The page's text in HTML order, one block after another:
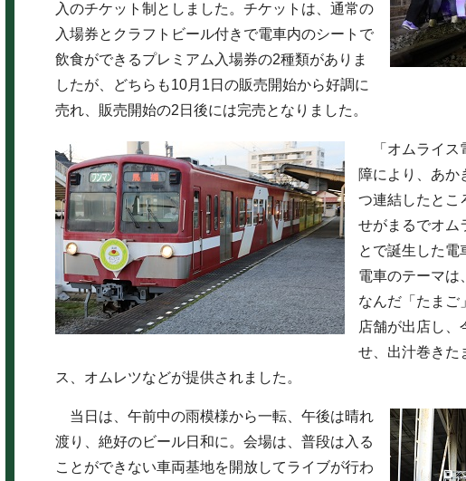
入のチケット制としました。チケットは、通常の
入場券とクラフトビール付きで電車内のシートで
飲食ができるプレミアム入場券の2種類がありま
したが、どちらも10月1日の販売開始から好調に
売れ、販売開始の2日後には完売となりました。
「オムライス
障により、あか
つ連結したとこ
せがまるでオム
とで誕生した
電車のテーマは
なんだ「たまご
店舗が出店し、
せ、出汁巻きた
ス、オムレツなどが提供されました。
当日は、午前中の雨模様から一転、午後は晴れ
渡り、絶好のビール日和に。会場は、普段は入る
ことができない車両基地を開放してライブが行わ